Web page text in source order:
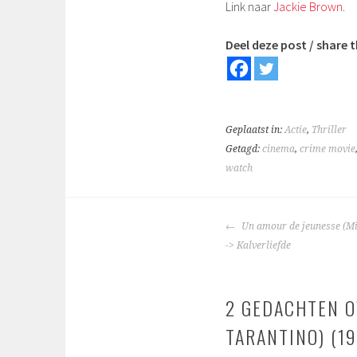
Link naarJackie Brown
Deel deze post / share
Geplaatst in: Actie, Thriller
Getagd: cinema, crime movie,
watch
Un amour de jeunesse
-> Kalverliefde
2 GEDACHTEN
TARANTINO)